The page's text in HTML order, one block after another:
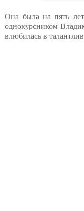
Она была на пять
однокурсником
влюбилась в